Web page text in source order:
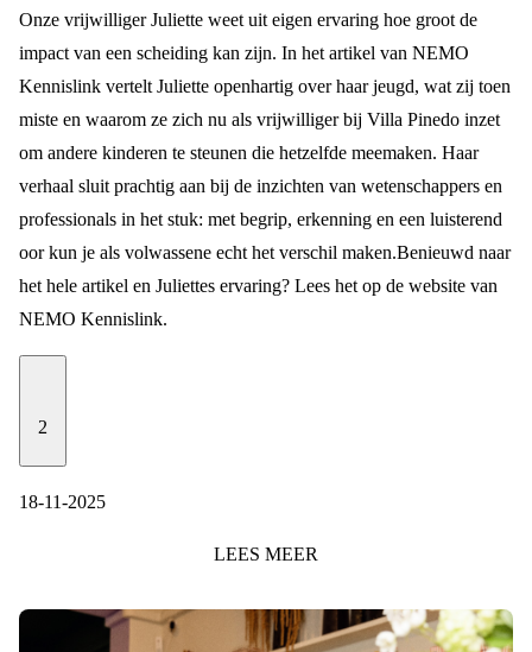
Onze vrijwilligerJuliette weet uit eigen ervaring hoe groot de
impact van een scheiding kan zijn. In het artikel van NEMO
Kennislink vertelt Juliette openhartig over haar jeugd, wat zij toen
miste en waarom ze zich nu als vrijwilliger bij Villa Pinedo inzet
om andere kinderen te steunen die hetzelfde meemaken. Haar
verhaal sluit prachtig aan bij de inzichten van wetenschappers en
professionals in het stuk: met begrip, erkenning en een luisterend
oor kun je als volwassene echt het verschil maken.Benieuwd naar
het hele artikel en Juliettes ervaring? Lees het op de website van
NEMO Kennislink.
2
18-11-2025
LEES MEER